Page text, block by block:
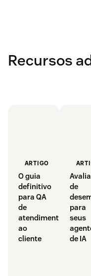
Recursos
ARTIGO
O guia
definitivo
para QA
de
atendimento
ao
cliente
de
para
seus
de IA